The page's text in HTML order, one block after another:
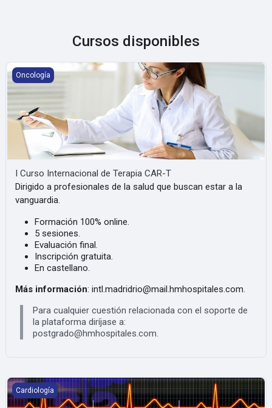
Cursos disponibles
I Curso Internacional de Terapia CAR-T
Oncología
I Curso Internacional de Terapia CAR-T
Dirigido a profesionales de la salud que buscan estar a la
vanguardia.
Formación 100% online.
5 sesiones.
Evaluación final.
Inscripción gratuita.
En castellano.
Más información: intl.madridrio@mail.hmhospitales.com.
Para cualquier cuestión relacionada con el soporte de
la plataforma diríjase a:
postgrado@hmhospitales.com.
Arritmología para urgenciólogos
Cardiología